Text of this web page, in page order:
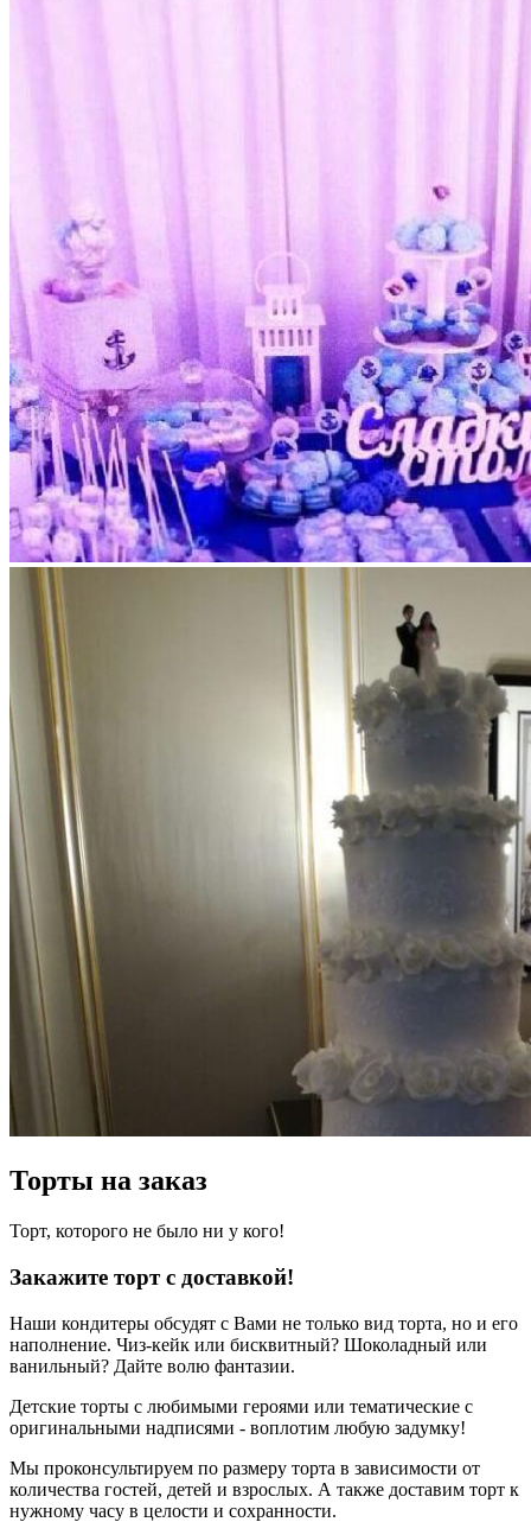
Торты на заказ
Торт, которого не было ни у кого!
Закажите торт с доставкой!
Наши кондитеры обсудят с Вами не только вид торта, но и его
наполнение. Чиз-кейк или бисквитный? Шоколадный или
ванильный? Дайте волю фантазии.
Детские торты с любимыми героями или тематические с
оригинальными надписями - воплотим любую задумку!
Мы проконсультируем по размеру торта в зависимости от
количества гостей, детей и взрослых. А также доставим торт к
нужному часу в целости и сохранности.